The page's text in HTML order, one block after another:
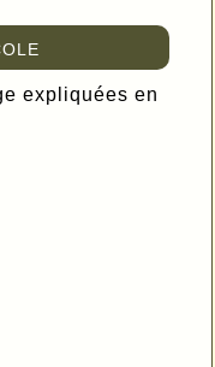
expliquées en